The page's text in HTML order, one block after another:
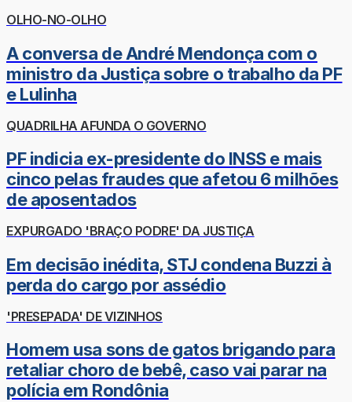
OLHO-NO-OLHO
A conversa de André Mendonça com o
ministro da Justiça sobre o trabalho da PF
e Lulinha
QUADRILHA AFUNDA O GOVERNO
PF indicia ex-presidente do INSS e mais
cinco pelas fraudes que afetou 6 milhões
de aposentados
EXPURGADO 'BRAÇO PODRE' DA JUSTIÇA
Em decisão inédita, STJ condena Buzzi à
perda do cargo por assédio
'PRESEPADA' DE VIZINHOS
Homem usa sons de gatos brigando para
retaliar choro de bebê, caso vai parar na
polícia em Rondônia